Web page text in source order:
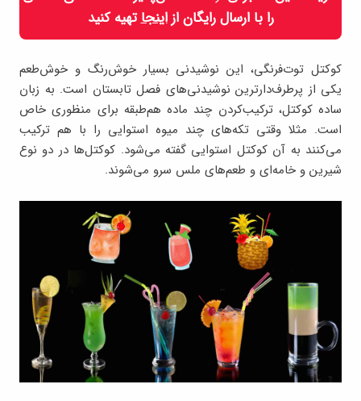
را با ارسال رایگان ازاینجاتهیه کنید
کوکتل توت‌فرنگی، این نوشیدنی بسیار خوش‌رنگ و خوش‌طعم
یکی از پرطرف‌دارترین نوشیدنی‌های فصل تابستان است. به زبان
ساده کوکتل، ترکیب‌کردن چند ماده هم‌طبقه برای منظوری خاص
است. مثلا وقتی تکه‌های چند میوه استوایی را با هم ترکیب
می‌کنند به آن کوکتل استوایی گفته می‌شود. کوکتل‌ها در دو نوع
شیرین و‌ خامه‌ای و طعم‌های ملس سرو می‌شوند.